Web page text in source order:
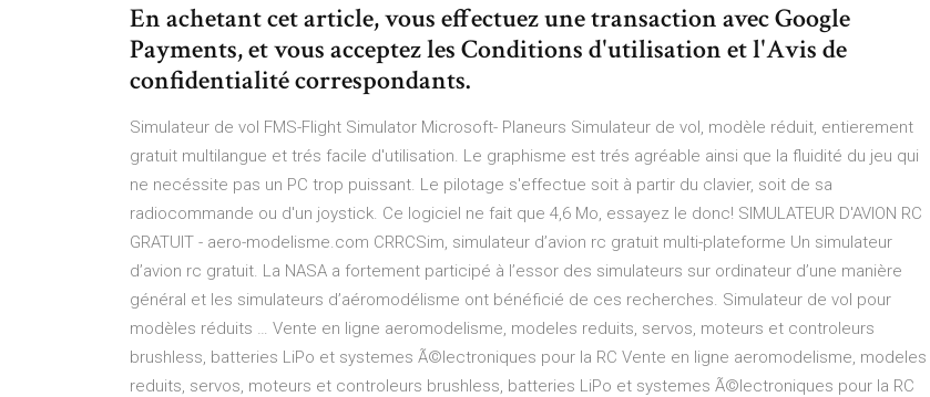
En achetant cet article, vous effectuez une transaction avec Google
Payments, et vous acceptez les Conditions d'utilisation et l'Avis de
confidentialité correspondants.
Simulateur de vol FMS-Flight Simulator Microsoft- Planeurs Simulateur de vol, modèle réduit, entierement
gratuit multilangue et trés facile d'utilisation. Le graphisme est trés agréable ainsi que la fluidité du jeu qui
ne necéssite pas un PC trop puissant. Le pilotage s'effectue soit à partir du clavier, soit de sa
radiocommande ou d'un joystick. Ce logiciel ne fait que 4,6 Mo, essayez le donc! SIMULATEUR D'AVION RC
GRATUIT - aero-modelisme.com CRRCSim, simulateur d’avion rc gratuit multi-plateforme Un simulateur
d’avion rc gratuit. La NASA a fortement participé à l’essor des simulateurs sur ordinateur d’une manière
général et les simulateurs d’aéromodélisme ont bénéficié de ces recherches. Simulateur de vol pour
modèles réduits … Vente en ligne aeromodelisme, modeles reduits, servos, moteurs et controleurs
brushless, batteries LiPo et systemes Ã©lectroniques pour la RC Vente en ligne aeromodelisme, modeles
reduits, servos, moteurs et controleurs brushless, batteries LiPo et systemes Ã©lectroniques pour la RC